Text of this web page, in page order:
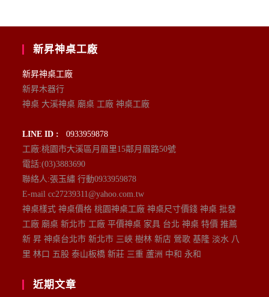
新昇神桌工廠
新昇神桌工廠
新昇木器行
神桌 大溪神桌 廟桌 工廠 神桌工廠
LINE ID :
0933959878
工廠:桃園市大溪區月眉里15鄰月眉路50號
電話:(03)3883690
聯絡人:張玉繡 行動0933959878
E-mail cc27239311@yahoo.com.tw
神桌樣式 神桌價格 桃園神桌工廠 神桌尺寸價錢 神桌 批發
工廠 廟桌 新北市 工廠 平價神桌 家具 台北 神桌 特價 推薦
新 昇 神桌台北市 新北市 三峽 樹林 新店 鶯歌 基隆 淡水 八
里 林口 五股 泰山板橋 新莊 三重 蘆洲 中和 永和
近期文章